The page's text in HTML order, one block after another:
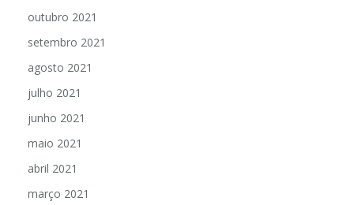
outubro 2021
setembro 2021
agosto 2021
julho 2021
junho 2021
maio 2021
abril 2021
março 2021